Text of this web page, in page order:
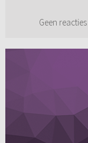
Geen reacties